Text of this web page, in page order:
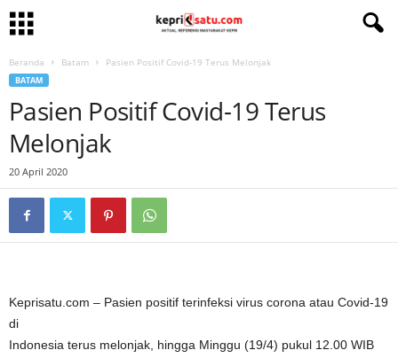
Beranda Batam Pasien Positif Covid-19 Terus Melonjak
BATAM
Pasien Positif Covid-19 Terus
Melonjak
20 April 2020
Keprisatu.com – Pasien positif terinfeksi virus corona atau Covid-19
di
Indonesia terus melonjak, hingga Minggu (19/4) pukul 12.00 WIB